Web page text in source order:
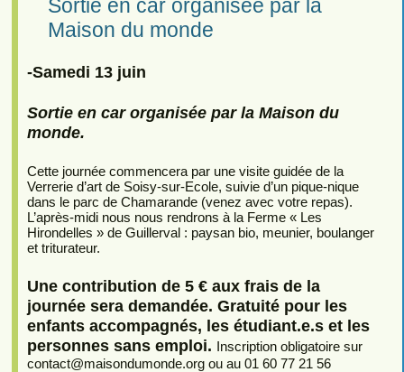
Sortie en car organisée par la
Maison du monde
-Samedi 13 juin
Sortie en car organisée par la Maison du
monde.
Cette journée commencera par une visite guidée de la
Verrerie d’art de Soisy-sur-Ecole, suivie d’un pique-nique
dans le parc de Chamarande (venez avec votre repas).
L’après-midi nous nous rendrons à la Ferme « Les
Hirondelles » de Guillerval : paysan bio, meunier, boulanger
et triturateur.
Une contribution de 5 € aux frais de la
journée sera demandée. Gratuité pour les
enfants accompagnés, les étudiant.e.s et les
personnes sans emploi. Inscription obligatoire sur
contact@maisondumonde.org ou au 01 60 77 21 56